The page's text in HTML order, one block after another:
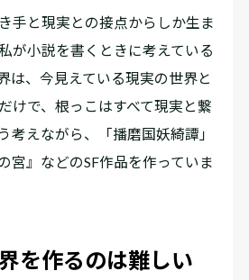
手と現実との接点からしか生ま
私が小説を書くときに考えている
は、今見えている現実の世界と
けで、根っこはすべて現実と繋
考えながら、「播磨国妖綺譚」
宮』などのSF作品を作っていま
を作るのは難しい